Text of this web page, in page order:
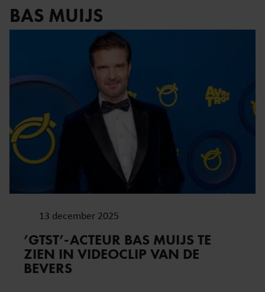
BAS MUIJS
13 december 2025
’GTST’-ACTEUR BAS MUIJS TE
ZIEN IN VIDEOCLIP VAN DE
BEVERS